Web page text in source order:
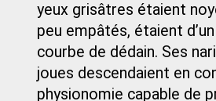
yeux grisâtres étaient
peu empâtés, étaient
courbe de dédain. Ses
joues descendaient en
physionomie capable de